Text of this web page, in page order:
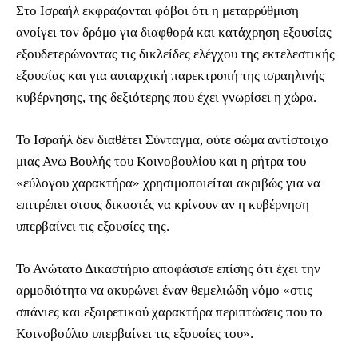
Στο Ισραήλ εκφράζονται φόβοι ότι η μεταρρύθμιση
ανοίγει τον δρόμο για διαφθορά και κατάχρηση εξουσίας
εξουδετερώνοντας τις δικλείδες ελέγχου της εκτελεστικής
εξουσίας και για αυταρχική παρεκτροπή της ισραηλινής
κυβέρνησης, της δεξιότερης που έχει γνωρίσει η χώρα.
Το Ισραήλ δεν διαθέτει Σύνταγμα, ούτε σώμα αντίστοιχο
μιας Ανω Βουλής του Κοινοβουλίου και η ρήτρα του
«εύλογου χαρακτήρα» χρησιμοποιείται ακριβώς για να
επιτρέπει στους δικαστές να κρίνουν αν η κυβέρνηση
υπερβαίνει τις εξουσίες της.
Το Ανώτατο Δικαστήριο αποφάσισε επίσης ότι έχει την
αρμοδιότητα να ακυρώνει έναν θεμελιώδη νόμο «στις
σπάνιες και εξαιρετικού χαρακτήρα περιπτώσεις που το
Κοινοβούλιο υπερβαίνει τις εξουσίες του».